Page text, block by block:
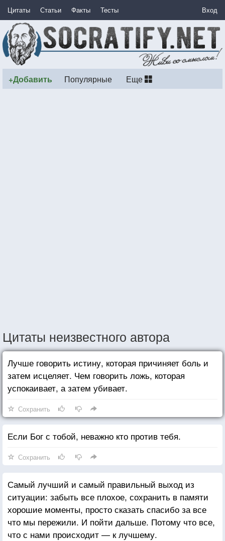
Цитаты Статьи Факты Тесты Вход
+Добавить Популярные Еще
Цитаты неизвестного автора
Лучше говорить истину, которая причиняет боль и
затем исцеляет. Чем говорить ложь, которая
успокаивает, а затем убивает.
Сохранить
Если Бог с тобой, неважно кто против тебя.
Сохранить
Самый лучший и самый правильный выход из
ситуации: забыть все плохое, сохранить в памяти
хорошие моменты, просто сказать спасибо за все
что мы пережили. И пойти дальше. Потому что все,
что с нами происходит — к лучшему.